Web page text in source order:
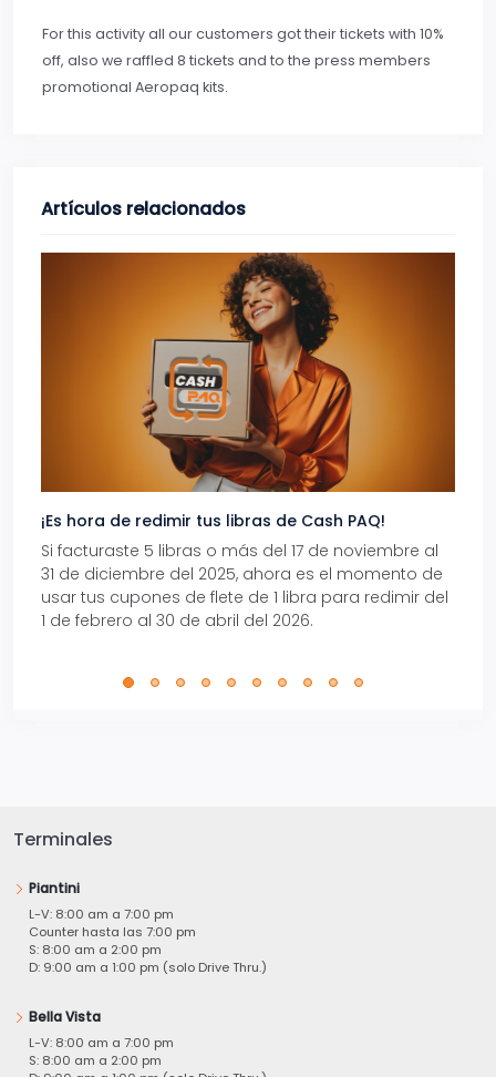
For this activity all our customers got their tickets with 10%
off, also we raffled 8 tickets and to the press members
promotional Aeropaq kits.
Artículos relacionados
¡Es hora de redimir tus libras de Cash PAQ!
Si facturaste 5 libras o más del 17 de noviembre al
31 de diciembre del 2025, ahora es el momento de
usar tus cupones de flete de 1 libra para redimir del
1 de febrero al 30 de abril del 2026.
Terminales
Piantini
L-V: 8:00 am a 7:00 pm
Counter hasta las 7:00 pm
S: 8:00 am a 2:00 pm
D: 9:00 am a 1:00 pm (solo Drive Thru.)
Bella Vista
L-V: 8:00 am a 7:00 pm
S: 8:00 am a 2:00 pm